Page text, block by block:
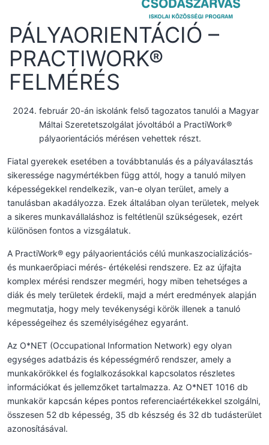
PÁLYAORIENTÁCIÓ –
PRACTIWORK®
FELMÉRÉS
február 20-án iskolánk felső tagozatos tanulói a Magyar
Máltai Szeretetszolgálat jóvoltából a PractiWork®
pályaorientációs mérésen vehettek részt.
Fiatal gyerekek esetében a továbbtanulás és a pályaválasztás
sikeressége nagymértékben függ attól, hogy a tanuló milyen
képességekkel rendelkezik, van-e olyan terület, amely a
tanulásban akadályozza. Ezek általában olyan területek, melyek
a sikeres munkavállaláshoz is feltétlenül szükségesek, ezért
különösen fontos a vizsgálatuk.
A PractiWork® egy pályaorientációs célú munkaszocializációs-
és munkaerőpiaci mérés- értékelési rendszere. Ez az újfajta
komplex mérési rendszer megméri, hogy miben tehetséges a
diák és mely területek érdekli, majd a mért eredmények alapján
megmutatja, hogy mely tevékenységi körök illenek a tanuló
képességeihez és személyiségéhez egyaránt.
Az O*NET (Occupational Information Network) egy olyan
egységes adatbázis és képességmérő rendszer, amely a
munkakörökkel és foglalkozásokkal kapcsolatos részletes
információkat és jellemzőket tartalmazza. Az O*NET 1016 db
munkakör kapcsán képes pontos referenciaértékekkel szolgálni,
összesen 52 db képesség, 35 db készség és 32 db tudásterület
azonosításával.